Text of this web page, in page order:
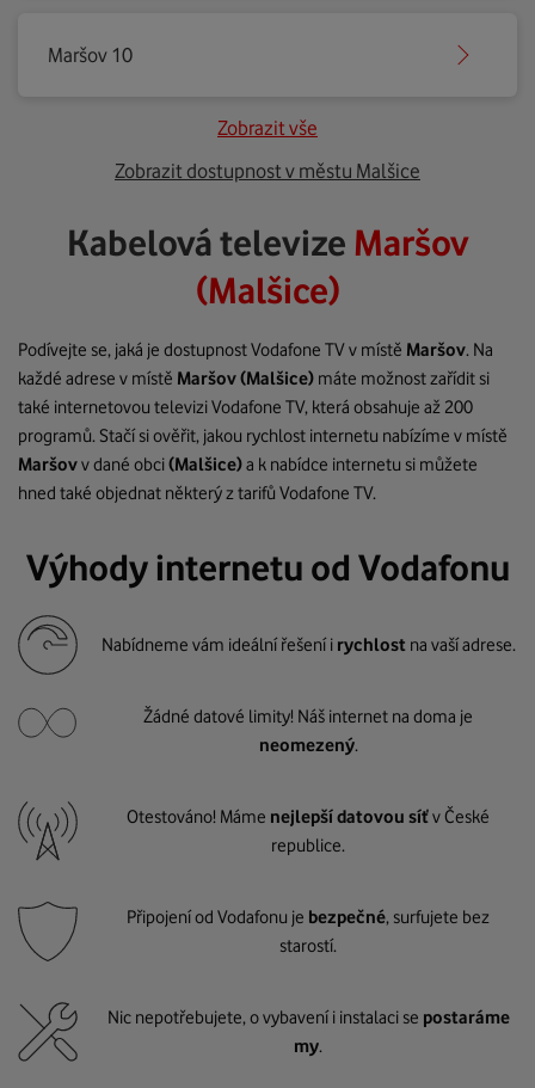
Maršov 10
Zobrazit vše
Zobrazit dostupnost v městu Malšice
Kabelová televize Maršov
(Malšice)
Podívejte se, jaká je dostupnost Vodafone TV v místě Maršov. Na
každé adrese v místě Maršov(Malšice) máte možnost zařídit si
také internetovou televizi Vodafone TV, která obsahuje až 200
programů. Stačí si ověřit, jakou rychlost internetu nabízíme v místě
Maršovv dané obci(Malšice)a k nabídce internetu si můžete
hned také objednat některý z tarifů Vodafone TV.
Výhody internetu od Vodafonu
Nabídneme vám ideální řešení i rychlost na vaší adrese.
Žádné datové limity! Náš internet na doma je
neomezený.
Otestováno! Máme nejlepší datovou síťv České
republice.
Připojení od Vodafonu je bezpečné, surfujete bez
starostí.
Nic nepotřebujete, o vybavení i instalaci se postaráme
my.